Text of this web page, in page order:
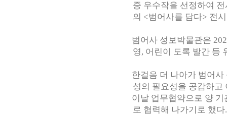
중 우수작을 선정하여
의 <범어사를 담다> 전
범어사 성보박물관은
영, 어린이 도록 발간 등
한걸음 더 나아가 범어사
성의 필요성을 공감하고
이날 업무협약으로 양 기
로 협력해 나가기로 했